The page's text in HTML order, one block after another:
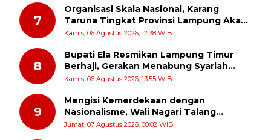
7
Organisasi Skala Nasional, Karang
Taruna Tingkat Provinsi Lampung Akan
Melakukan Temu Karya pada tanggal 7
Kamis, 06 Agustus 2026, 12:38 WIB
8
Bupati Ela Resmikan Lampung Timur
Berhaji, Gerakan Menabung Syariah
untuk Wujudkan Impian ke Tanah Suci
Kamis, 06 Agustus 2026, 13:55 WIB
9
Mengisi Kemerdekaan dengan
Nasionalisme, Wali Nagari Talang
Serukan Pengibaran Bendera Merah
Jumat, 07 Agustus 2026, 00:02 WIB